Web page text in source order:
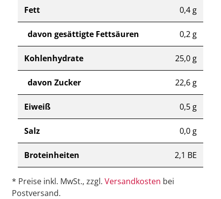
Fett 0,4 g
davon gesättigte Fettsäuren 0,2 g
Kohlenhydrate 25,0 g
davon Zucker 22,6 g
Eiweiß 0,5 g
Salz 0,0 g
Broteinheiten 2,1 BE
* Preise inkl. MwSt., zzgl. Versandkosten bei
Postversand.